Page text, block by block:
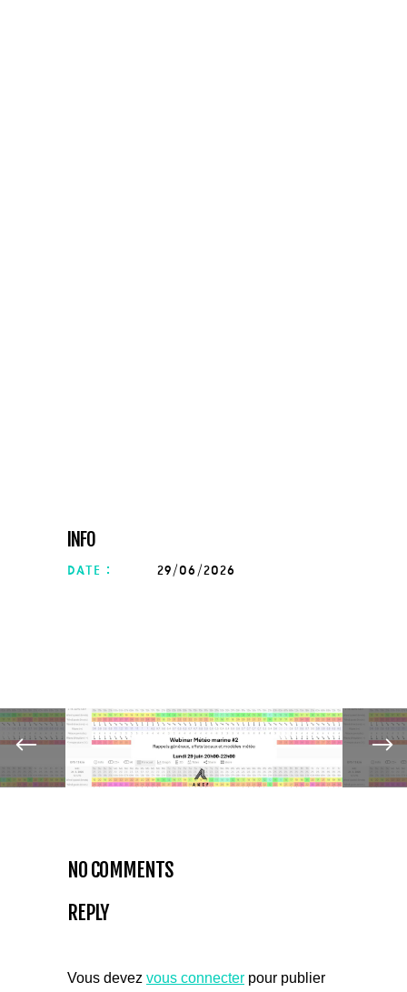
INFO
date : 29/06/2026
NO COMMENTS
REPLY
Vous devez vous connecter pour publier